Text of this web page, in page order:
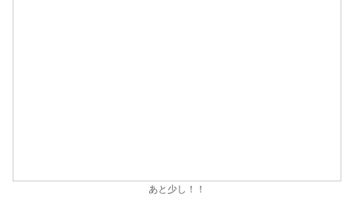
あと少し！！